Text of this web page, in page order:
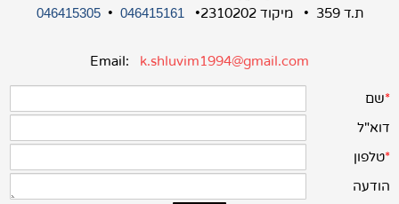
ת.ד 359 • מיקוד 2310202• 046415161
•
046415305
Email:k.shluvim1994@gmail.com